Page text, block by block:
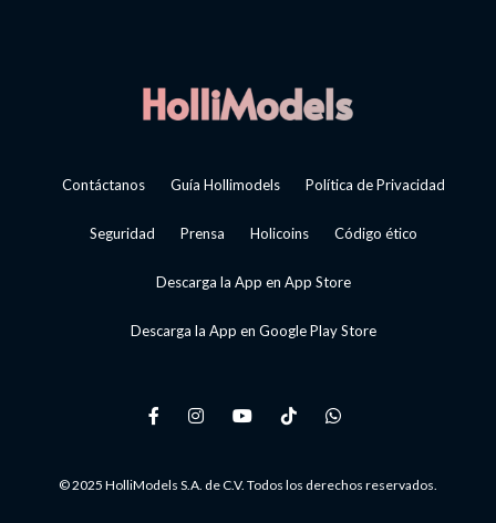
Contáctanos Guía Hollimodels Política de Privacidad
Seguridad Prensa Holicoins Código ético
Descarga la App en App Store
Descarga la App en Google Play Store
© 2025 HolliModels S.A. de C.V. Todos los derechos reservados.